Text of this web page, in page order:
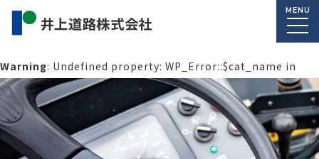
MENU
Warning: Undefined property: WP_Error::$cat_name in
/home/macolab2/inouedoro.co.jp/public_html/wp-
content/themes/inourdoro_theme_2024/single.phpon
line14